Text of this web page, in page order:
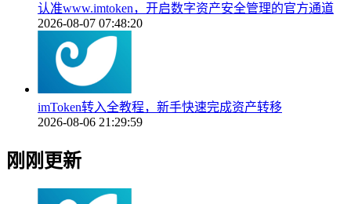
认准www.imtoken，开启数字资产安全管理的官方通道
2026-08-07 07:48:20
imToken转入全教程，新手快速完成资产转移
2026-08-06 21:29:59
刚刚更新